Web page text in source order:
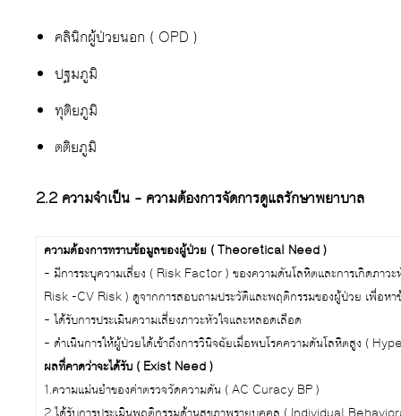
คลินิกผู้ป่วยนอก ( OPD )
ปฐมภูมิ
ทุติยภูมิ
ตติยภูมิ
2.2 ความจำเป็น – ความต้องการจัดการดูแลรักษาพยาบาล
ความต้องการทราบข้อมูลของผู้ป่วย ( Theoretical Need )
– มีการระบุความเสี่ยง ( Risk Factor ) ของความดันโลหิตและการเกิดภา
Risk -CV Risk ) ดูจากการสอบถามประวัติและพฤติกรรมของผู้ป่วย เพื่อห
– ได้รับการประเมินความเสี่ยงภาวะหัวใจและหลอดเลือด
– ดำเนินการให้ผู้ป่วยได้เข้าถึงการวินิจฉัยเมื่อพบโรคความดันโลหิตสูง (
ผลที่คาดว่าจะได้รับ ( Exist Need )
1.ความแม่นยำของค่าตรวจวัดความดัน ( AC Curacy BP )